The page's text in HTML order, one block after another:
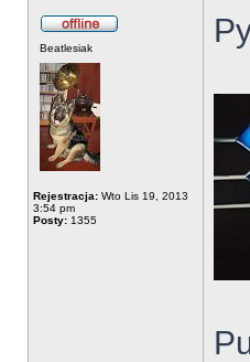
Beatlesiak
Rejestracja: Wto Lis 19, 2013
3:54 pm
Posty: 1355